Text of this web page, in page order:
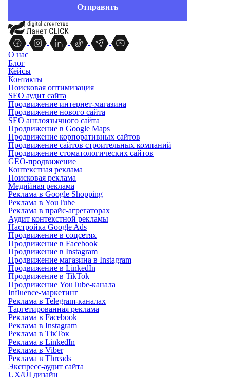
О нас
Блог
Кейсы
Контакты
Поисковая оптимизация
SEO аудит сайта
Продвижение интернет-магазина
Продвижение нового сайта
SEO англоязычного сайта
Продвижение в Google Maps
Продвижение корпоративных сайтов
Продвижение сайтов строительных компаний
Продвижение стоматологических сайтов
GEO-продвижение
Контекстная реклама
Поисковая реклама
Медийная реклама
Реклама в Google Shopping
Реклама в YouTube
Реклама в прайс-агрегаторах
Аудит контекстной рекламы
Настройка Google Ads
Продвижение в соцсетях
Продвижение в Facebook
Продвижение в Instagram
Продвижение магазина в Instagram
Продвижение в LinkedIn
Продвижение в TikTok
Продвижение YouTube-канала
Influence-маркетинг
Реклама в Telegram-каналах
Таргетированная реклама
Реклама в Facebook
Реклама в Instagram
Реклама в ТікТок
Реклама в LinkedIn
Реклама в Viber
Реклама в Threads
Экспресс-аудит сайта
UX/UI дизайн